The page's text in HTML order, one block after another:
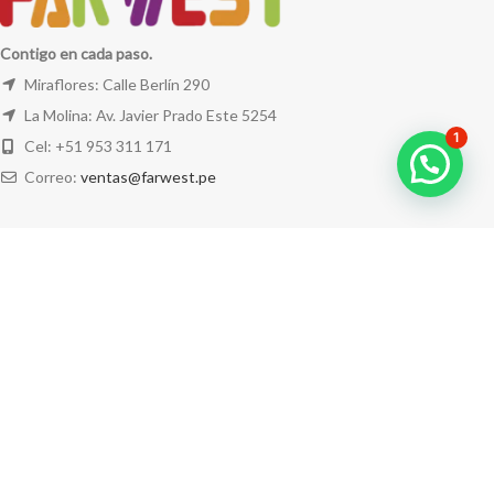
Contigo en cada paso.
Miraflores: Calle Berlín 290
La Molina: Av. Javier Prado Este 5254
Cel: +51 953 311 171
Correo: ventas@farwest.pe
1